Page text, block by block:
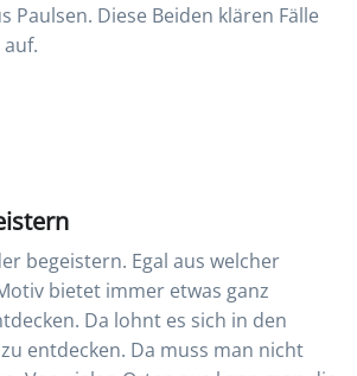
Paulsen. Diese Beiden klären Fälle
begeistern. Egal aus welcher
bietet immer etwas ganz
Da lohnt es sich in den
entdecken. Da muss man nicht